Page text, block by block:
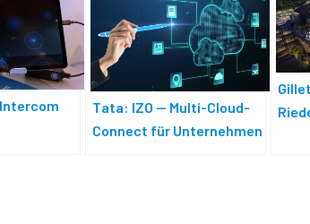
Tata: IZO — Multi-Cloud-
Connect für Unternehmen